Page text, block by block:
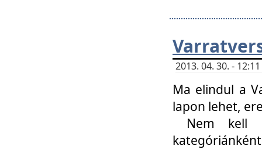
2013. 04. 30. -
Ma elindul a
lapon lehet,
Nem kell